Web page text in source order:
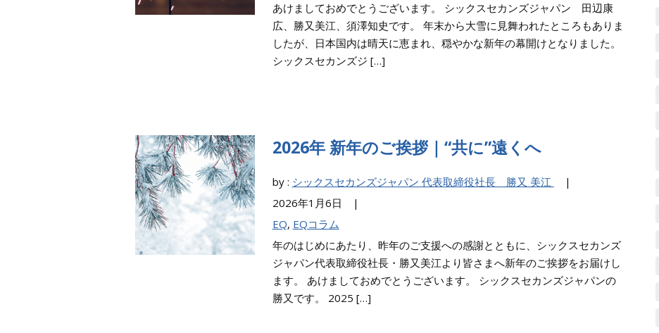
あけましておめでとうございます。 シックスセカンズジャパン 田辺康
広、勝又美江、須澤知史です。 年末から大雪に見舞われたところもありま
したが、日本国内は晴天に恵まれ、穏やかな新年の幕開けとなりました。
シックスセカンズジ […]
2026年 新年のご挨拶｜“共に”遠くへ
by : シックスセカンズジャパン 代表取締役社長 勝又 美江
|
2026年1月6日 |
EQ, EQコラム
年のはじめにあたり、昨年のご支援への感謝とともに、シックスセカンズ
ジャパン代表取締役社長・勝又美江より皆さまへ新年のご挨拶をお届けし
ます。 あけましておめでとうございます。 シックスセカンズジャパンの
勝又です。 2025 […]